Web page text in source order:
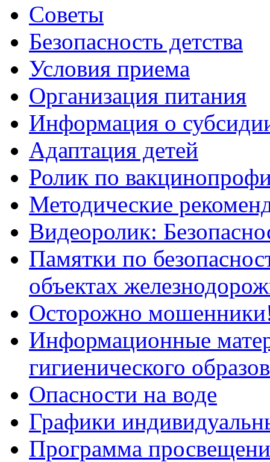
Советы
Безопасность детства
Условия приема
Организация питания
Информация о
Адаптация детей
Ролик по
Методические
Видеоролик:
Памятки по
объектах
Осторожно
Информационные
гигиенического
Опасности на воде
Графики
Программа